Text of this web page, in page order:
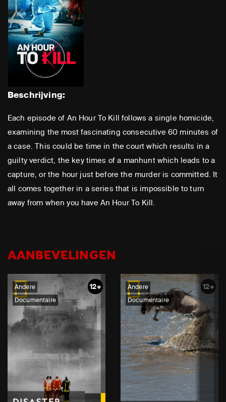
Beschrijving:
Each episode of An Hour To Kill follows a single homicide,
examining the most fascinating consecutive 60 minutes of
a case. This could be time in the court which results in a
guilty verdict, the key times of a manhunt which leads to a
capture, or the hour just before the murder is committed. It
all comes together in a series that is impossible to turn
away from when you have An Hour To Kill.
AANBEVELINGEN
Andere
Documentaire
12+
Andere
Documentaire
12+